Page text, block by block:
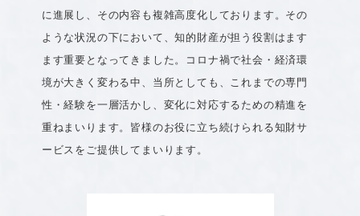
に進展し、その内容も複雑高度化しております。その
ような状況の下において、知的財産が担う役割はます
ます重要となってきました。コロナ禍で社会・経済環
境が大きく変わる中、当所としても、これまでの専門
性・経験を一層活かし、変化に対応するための精進を
重ねまいります。皆様のお役に立ち続けられる知財サ
ービスをご提供してまいります。